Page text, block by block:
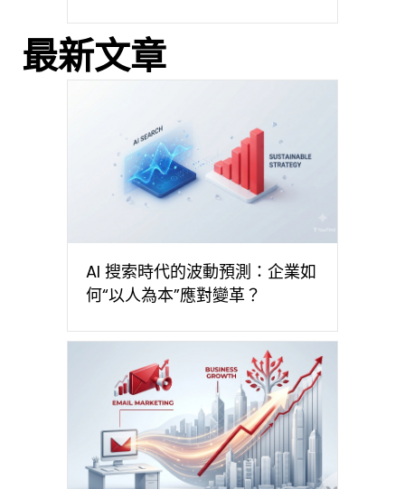
最新文章
AI 搜索時代的波動預測：企業如
何“以人為本”應對變革？